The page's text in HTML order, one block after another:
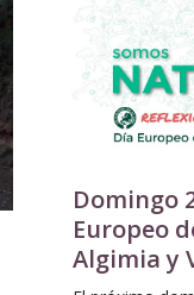
Domingo
Europeo
Algimia y